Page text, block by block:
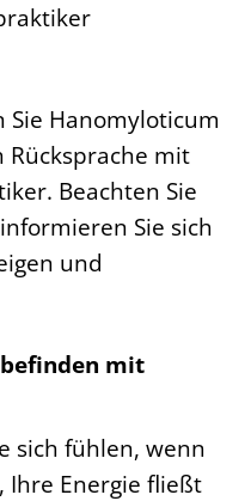
Sie Hanomyloticum
Rücksprache mit
Beachten Sie
Sie sich
und
mit
sich fühlen, wenn
Ihre Energie fließt